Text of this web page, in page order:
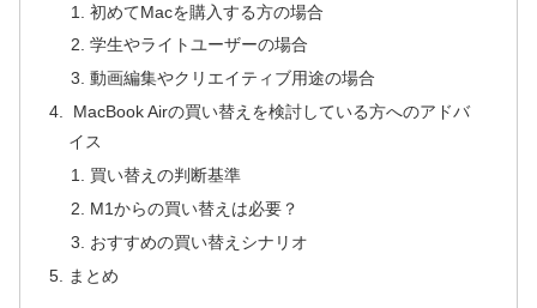
初めてMacを購入する方の場合
学生やライトユーザーの場合
動画編集やクリエイティブ用途の場合
MacBook Airの買い替えを検討している方へのアドバ
イス
買い替えの判断基準
M1からの買い替えは必要？
おすすめの買い替えシナリオ
まとめ